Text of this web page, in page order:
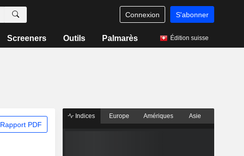
Connexion S'abonner
Screeners Outils Palmarès Édition suisse
Rapport PDF
Indices Europe Amériques Asie